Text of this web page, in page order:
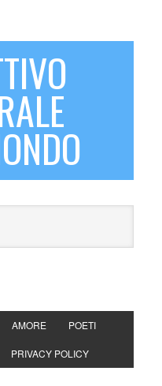
AMORE POETI
PRIVACY POLICY